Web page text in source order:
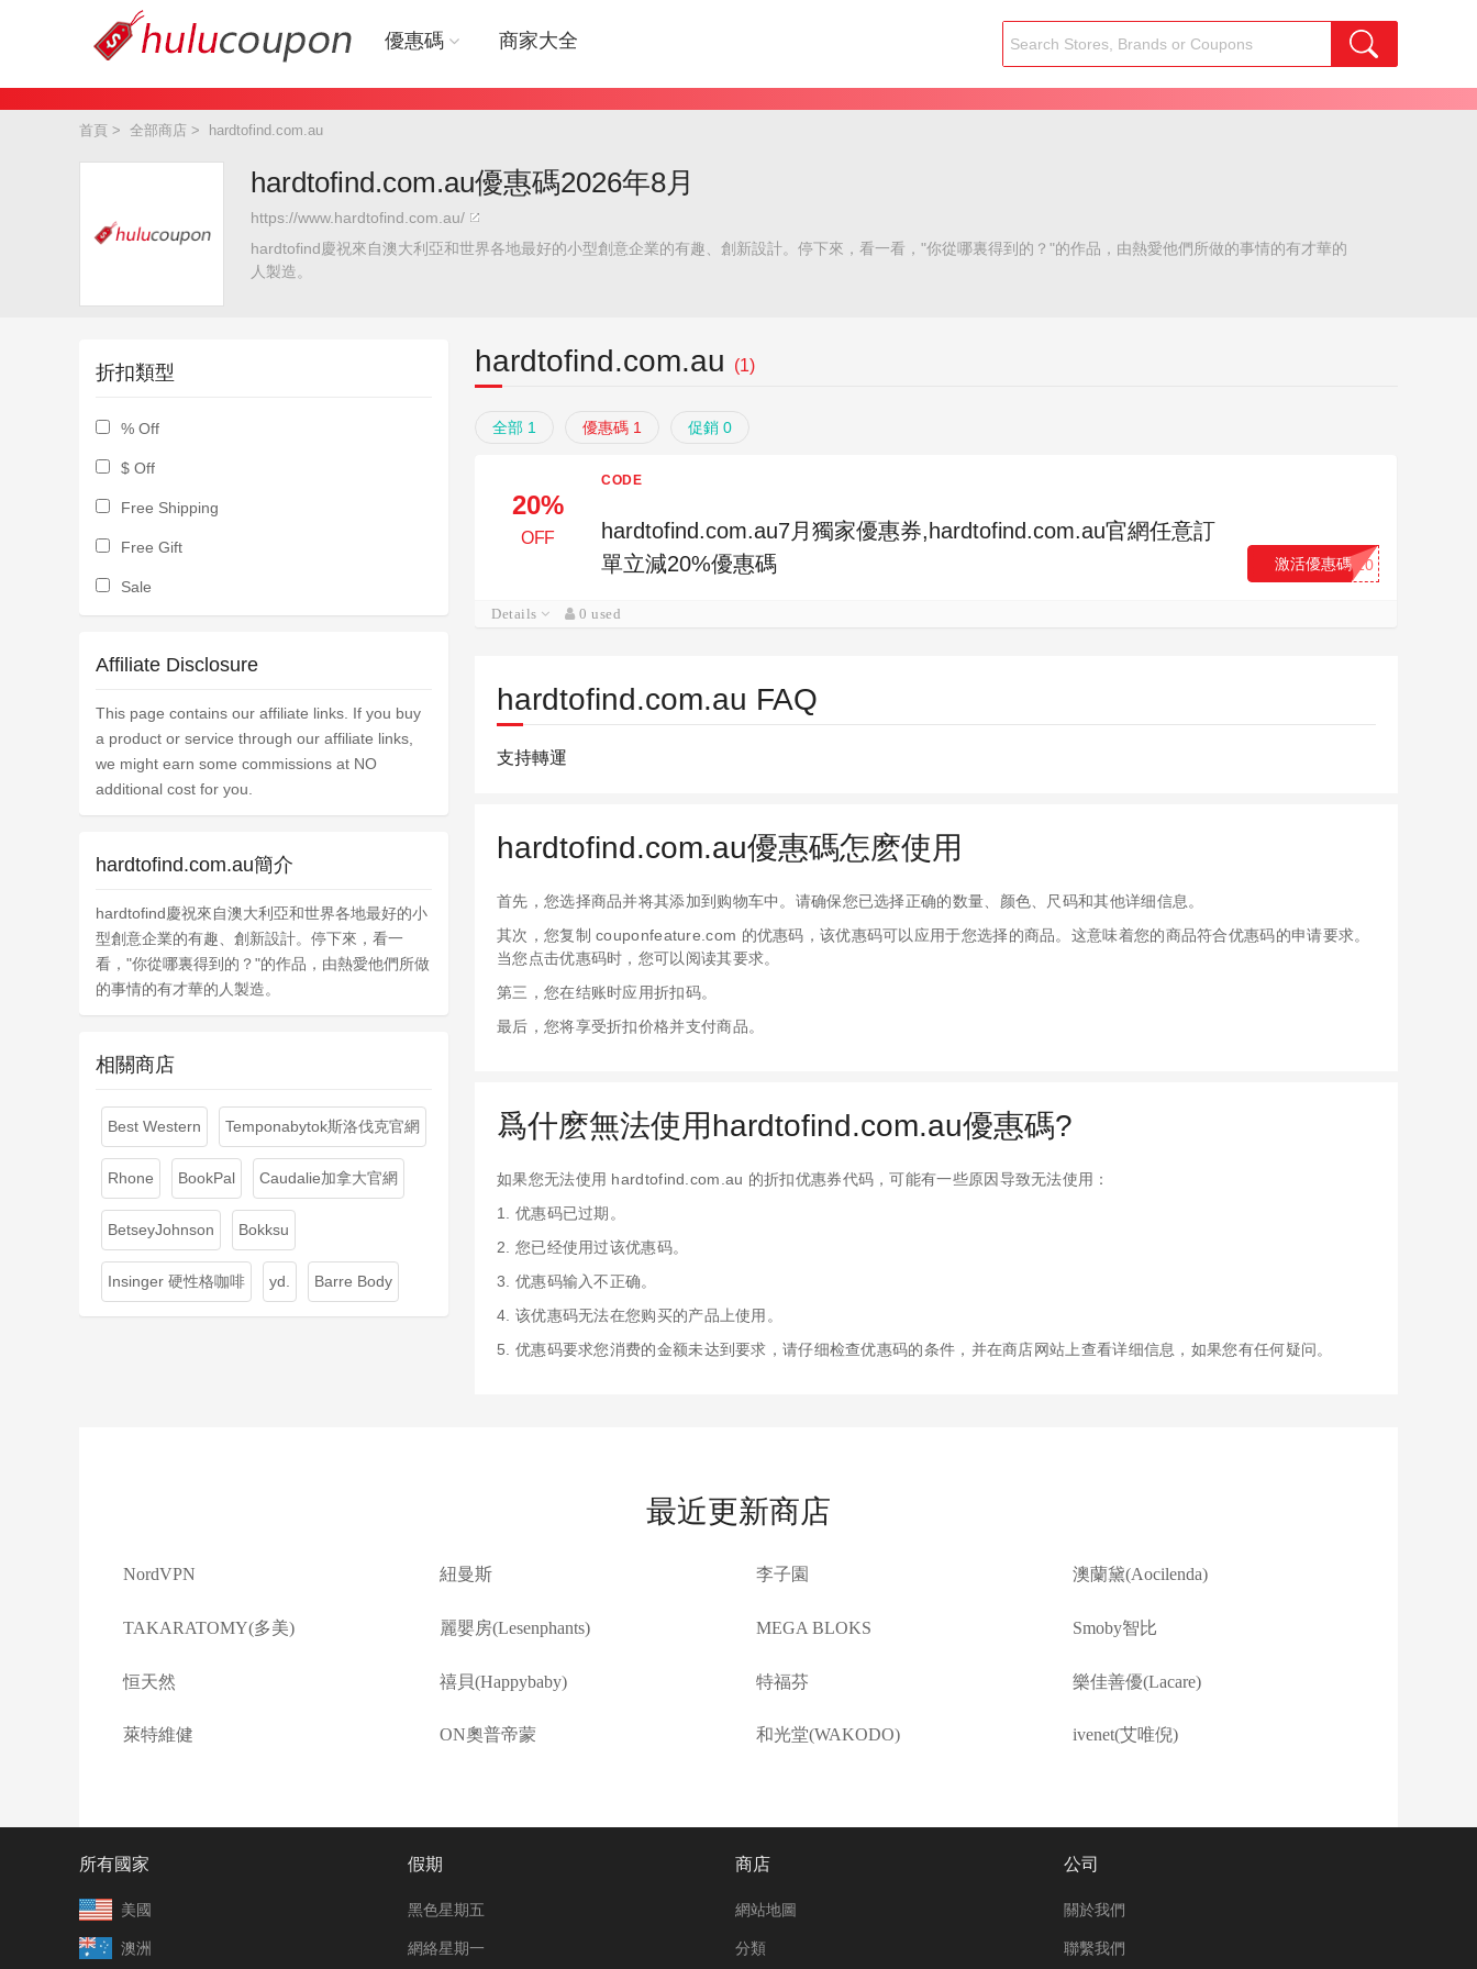
優惠碼 商家大全
首頁 > 全部商店 > hardtofind.com.au
hardtofind.com.au優惠碼2026年8月
https://www.hardtofind.com.au/
hardtofind慶祝來自澳大利亞和世界各地最好的小型創意企業的有趣、創新設計。停下來，看一看，"你從哪裏得到的？"的作品，由熱愛他們所做的事情的有才華的
人製造。
hardtofind.com.au (1)
全部 1 優惠碼 1 促銷 0
20%
OFF
CODE
hardtofind.com.au7月獨家優惠券,hardtofind.com.au官網任意訂
單立減20%優惠碼
...10
激活優惠碼
Details 0 used
hardtofind.com.au FAQ
支持轉運
hardtofind.com.au優惠碼怎麽使用
首先，您选择商品并将其添加到购物车中。请确保您已选择正确的数量、颜色、尺码和其他详细信息。
其次，您复制 couponfeature.com 的优惠码，该优惠码可以应用于您选择的商品。这意味着您的商品符合优惠码的申请要求。
当您点击优惠码时，您可以阅读其要求。
第三，您在结账时应用折扣码。
最后，您将享受折扣价格并支付商品。
爲什麽無法使用hardtofind.com.au優惠碼?
如果您无法使用 hardtofind.com.au 的折扣优惠券代码，可能有一些原因导致无法使用：
1. 优惠码已过期。
2. 您已经使用过该优惠码。
3. 优惠码输入不正确。
4. 该优惠码无法在您购买的产品上使用。
5. 优惠码要求您消费的金额未达到要求，请仔细检查优惠码的条件，并在商店网站上查看详细信息，如果您有任何疑问。
折扣類型
% Off
$ Off
Free Shipping
Free Gift
Sale
Affiliate Disclosure
This page contains our affiliate links. If you buy
a product or service through our affiliate links,
we might earn some commissions at NO
additional cost for you.
hardtofind.com.au簡介
hardtofind慶祝來自澳大利亞和世界各地最好的小
型創意企業的有趣、創新設計。停下來，看一
看，"你從哪裏得到的？"的作品，由熱愛他們所做
的事情的有才華的人製造。
相關商店
Best Western Temponabytok斯洛伐克官網
Rhone BookPal Caudalie加拿大官網
BetseyJohnson Bokksu
Insinger 硬性格咖啡 yd. Barre Body
最近更新商店
NordVPN 紐曼斯 李子園 澳蘭黛(Aocilenda)
TAKARATOMY(多美) 麗嬰房(Lesenphants) MEGA BLOKS Smoby智比
恒天然 禧貝(Happybaby) 特福芬 樂佳善優(Lacare)
萊特維健 ON奧普帝蒙 和光堂(WAKODO) ivenet(艾唯倪)
所有國家
美國
澳洲
假期
黑色星期五
網絡星期一
商店
網站地圖
分類
公司
關於我們
聯繫我們